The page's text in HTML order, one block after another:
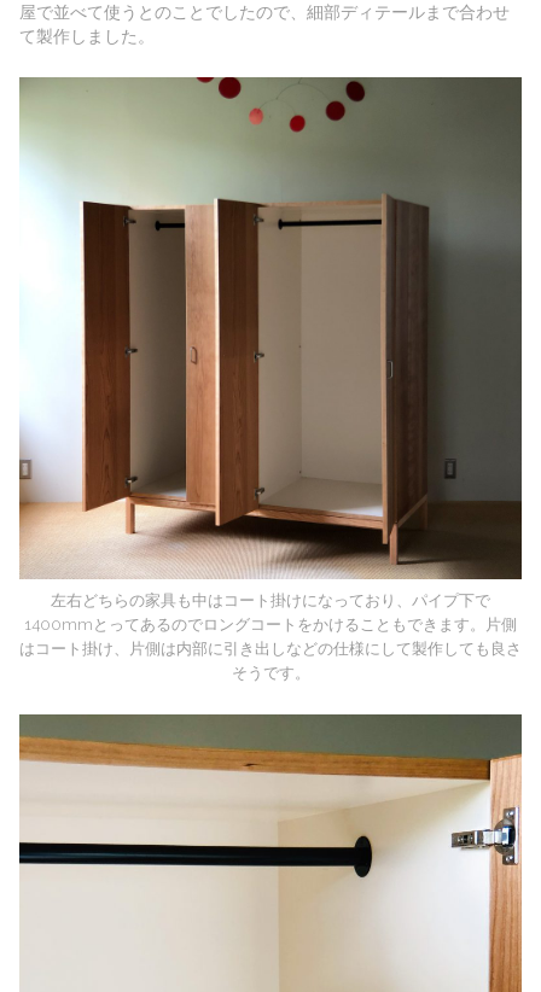
屋で並べて使うとのことでしたので、細部ディテールまで合わせ
て製作しました。
左右どちらの家具も中はコート掛けになっており、パイプ下で
1400mmとってあるのでロングコートをかけることもできます。片側
はコート掛け、片側は内部に引き出しなどの仕様にして製作しても良さ
そうです。